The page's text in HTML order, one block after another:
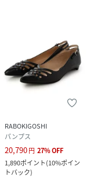
RABOKIGOSHI
パンプス
20,790円 27%OFF
1,890ポイント(10%ポイン
トバック)